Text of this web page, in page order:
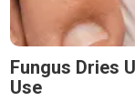
Fungus Dries
Use